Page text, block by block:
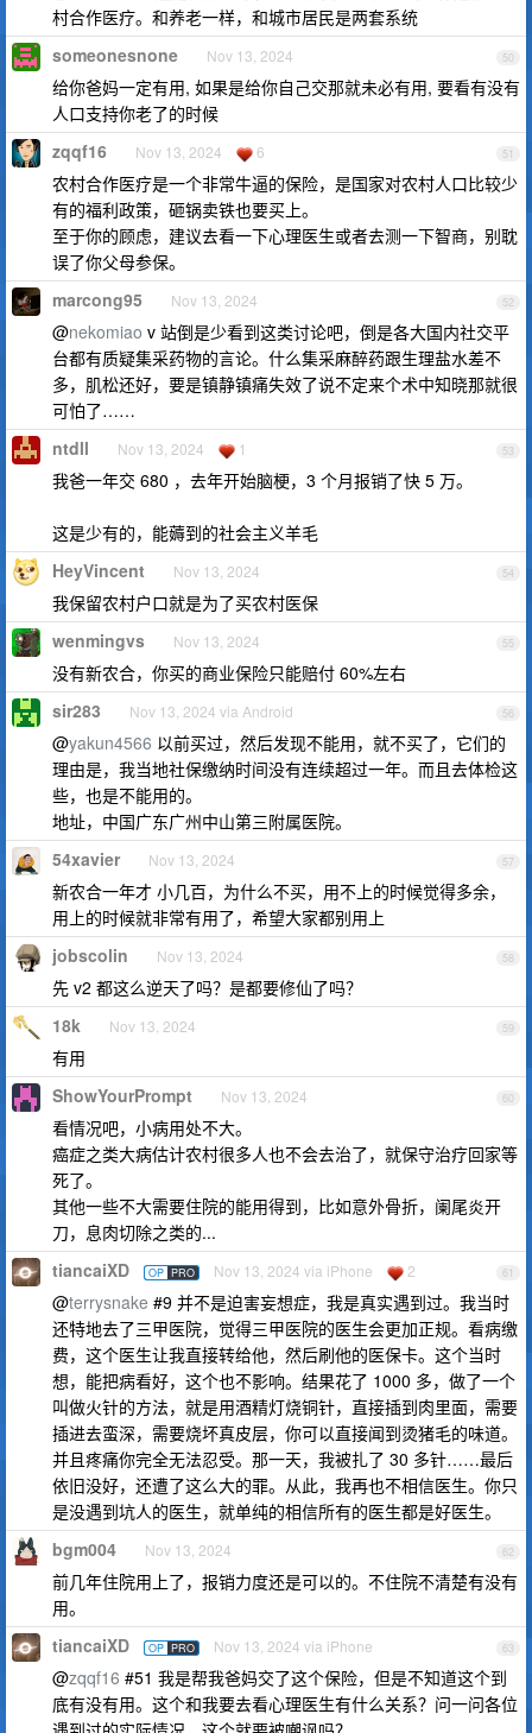
村合作医疗。和养老一样，和城市居民是两套系统
50
someonesnone Nov 13, 2024
给你爸妈一定有用, 如果是给你自己交那就未必有用, 要看有没有
人口支持你老了的时候
51
zqqf16 Nov 13, 2024 6
农村合作医疗是一个非常牛逼的保险，是国家对农村人口比较少
有的福利政策，砸锅卖铁也要买上。
至于你的顾虑，建议去看一下心理医生或者去测一下智商，别耽
误了你父母参保。
52
marcong95 Nov 13, 2024
@nekomiao v 站倒是少看到这类讨论吧，倒是各大国内社交平
台都有质疑集采药物的言论。什么集采麻醉药跟生理盐水差不
多，肌松还好，要是镇静镇痛失效了说不定来个术中知晓那就很
可怕了……
53
ntdll Nov 13, 2024 1
我爸一年交 680 ，去年开始脑梗，3 个月报销了快 5 万。
这是少有的，能薅到的社会主义羊毛
54
HeyVincent Nov 13, 2024
我保留农村户口就是为了买农村医保
55
wenmingvs Nov 13, 2024
没有新农合，你买的商业保险只能赔付 60%左右
56
sir283 Nov 13, 2024 via Android
@yakun4566 以前买过，然后发现不能用，就不买了，它们的
理由是，我当地社保缴纳时间没有连续超过一年。而且去体检这
些，也是不能用的。
地址，中国广东广州中山第三附属医院。
57
54xavier Nov 13, 2024
新农合一年才 小几百，为什么不买，用不上的时候觉得多余，
用上的时候就非常有用了，希望大家都别用上
58
jobscolin Nov 13, 2024
先 v2 都这么逆天了吗？是都要修仙了吗？
59
18k Nov 13, 2024
有用
60
ShowYourPrompt Nov 13, 2024
看情况吧，小病用处不大。
癌症之类大病估计农村很多人也不会去治了，就保守治疗回家等
死了。
其他一些不大需要住院的能用得到，比如意外骨折，阑尾炎开
刀，息肉切除之类的...
61
tiancaiXD OP PRO Nov 13, 2024 via iPhone 2
@terrysnake #9 并不是迫害妄想症，我是真实遇到过。我当时
还特地去了三甲医院，觉得三甲医院的医生会更加正规。看病缴
费，这个医生让我直接转给他，然后刷他的医保卡。这个当时
想，能把病看好，这个也不影响。结果花了 1000 多，做了一个
叫做火针的方法，就是用酒精灯烧铜针，直接插到肉里面，需要
插进去蛮深，需要烧坏真皮层，你可以直接闻到烫猪毛的味道。
并且疼痛你完全无法忍受。那一天，我被扎了 30 多针……最后
依旧没好，还遭了这么大的罪。从此，我再也不相信医生。你只
是没遇到坑人的医生，就单纯的相信所有的医生都是好医生。
62
bgm004 Nov 13, 2024
前几年住院用上了，报销力度还是可以的。不住院不清楚有没有
用。
63
tiancaiXD OP PRO Nov 13, 2024 via iPhone
@zqqf16 #51 我是帮我爸妈交了这个保险，但是不知道这个到
底有没有用。这个和我要去看心理医生有什么关系？问一问各位